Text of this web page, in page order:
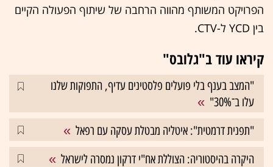
הפרויקט המשותף מהווה הרחבה של שיתוף הפעולה הקיים
בין YCD ל-CTV.
קיראו עוד ב"גלובס"
"המצב בענף בלי פועלים פלסטינים עדיף, התפוקות שלנו
עלו ב־30%"
"תפנית דרמטית": איטליה מבטלת עסקה עם רפאל
היקרה בהיסטוריה: הצוללת אח"י דרקון נמסרה לישראל